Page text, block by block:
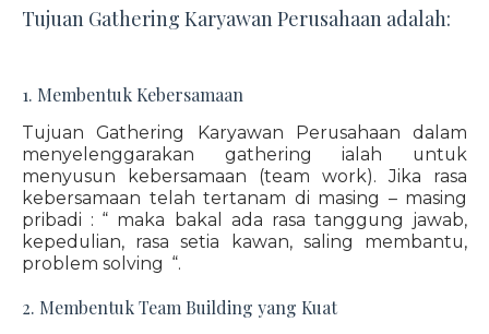
Tujuan Gathering Karyawan Perusahaan adalah:
1. Membentuk Kebersamaan
Tujuan Gathering Karyawan Perusahaan dalam
menyelenggarakan gathering ialah untuk
menyusun kebersamaan (team work). Jika rasa
kebersamaan telah tertanam di masing – masing
pribadi : “ maka bakal ada rasa tanggung jawab,
kepedulian, rasa setia kawan, saling membantu,
problem solving “.
2. Membentuk Team Building yang Kuat